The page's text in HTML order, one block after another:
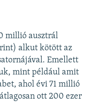
millió ausztrál
alkut kötött az
Emellett
mint például amit
ahol évi 71 millió
ott 200 ezer